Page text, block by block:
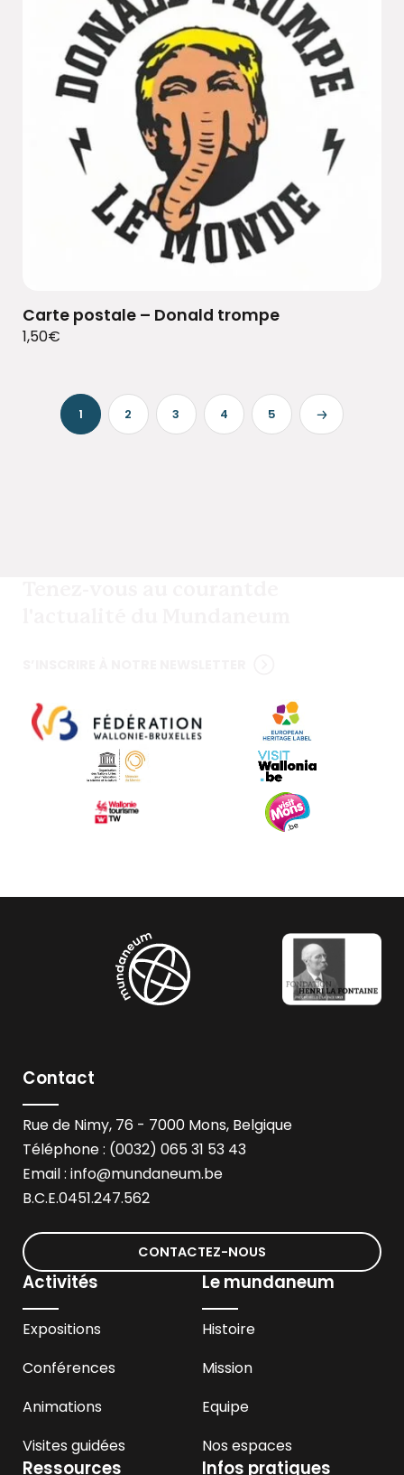
Carte postale – Donald trompe
1,50€
1 2 3 4 5
Contact
Rue de Nimy, 76 - 7000 Mons, Belgique
Téléphone : (0032) 065 31 53 43
Email : info@mundaneum.be
B.C.E.0451.247.562
CONTACTEZ-NOUS
Activités
Expositions
Conférences
Animations
Visites guidées
Le mundaneum
Histoire
Mission
Equipe
Nos espaces
Ressources Infos pratiques